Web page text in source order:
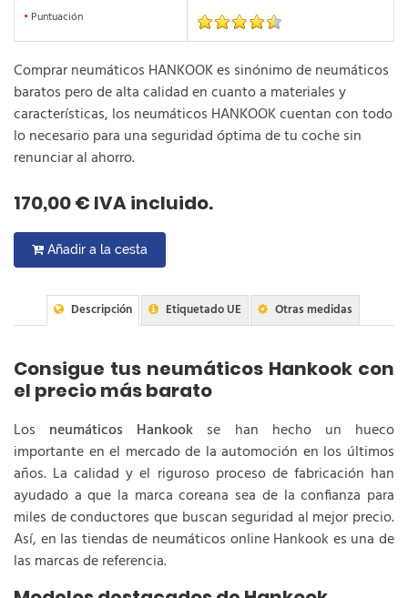
• Puntuación
Comprar neumáticos HANKOOK es sinónimo de neumáticos
baratos pero de alta calidad en cuanto a materiales y
características, los neumáticos HANKOOK cuentan con todo
lo necesario para una seguridad óptima de tu coche sin
renunciar al ahorro.
170,00 € IVA incluido.
Añadir a la cesta
Descripción Etiquetado UE Otras medidas
Consigue tus neumáticos Hankook con
el precio más barato
Los neumáticos Hankook se han hecho un hueco
importante en el mercado de la automoción en los últimos
años. La calidad y el riguroso proceso de fabricación han
ayudado a que la marca coreana sea de la confianza para
miles de conductores que buscan seguridad al mejor precio.
Así, en las tiendas de neumáticos online Hankook es una de
las marcas de referencia.